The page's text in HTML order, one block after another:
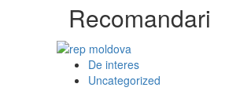
Recomandari
De interes
Uncategorized